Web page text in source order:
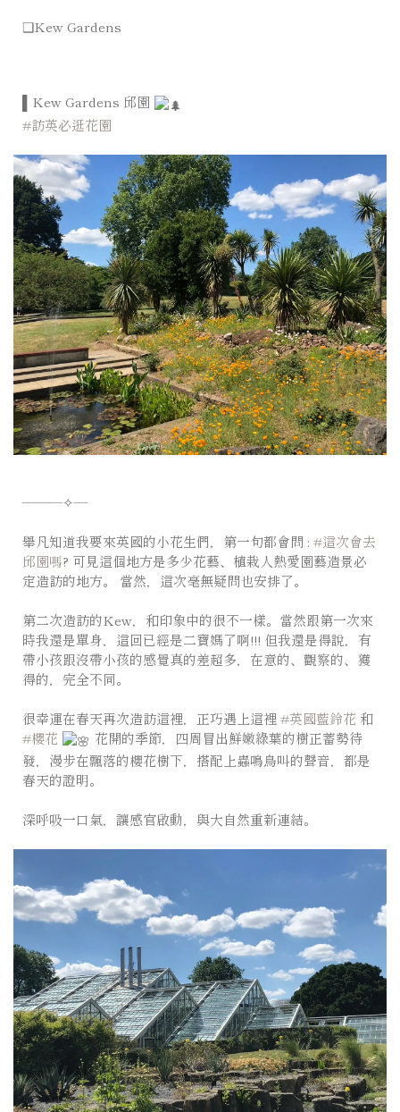
❑Kew Gardens
▌Kew Gardens 邱園
#訪英必逛花園
———✧—
舉凡知道我要來英國的小花生們，第一句都會問 : #這次會去
邱園嗎? 可見這個地方是多少花藝、植栽人熱愛園藝造景必
定造訪的地方。 當然，這次毫無疑問也安排了。
第二次造訪的Kew，和印象中的很不一樣。當然跟第一次來
時我還是單身，這回已經是二寶媽了啊!!! 但我還是得說，有
帶小孩跟沒帶小孩的感覺真的差超多，在意的、觀察的、獲
得的，完全不同。
很幸運在春天再次造訪這裡，正巧遇上這裡#英國藍鈴花 和
#櫻花
花開的季節，四周冒出鮮嫩綠葉的樹正蓄勢待
發，漫步在飄落的櫻花樹下，搭配上蟲鳴鳥叫的聲音，都是
春天的證明。
深呼吸一口氣，讓感官啟動，與大自然重新連結。